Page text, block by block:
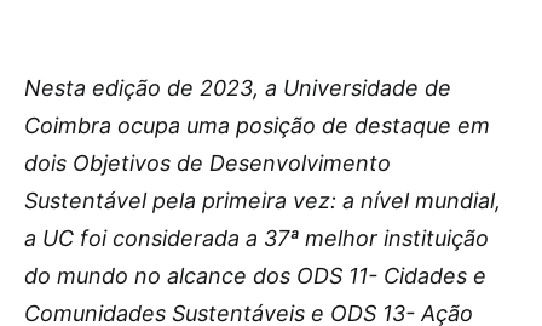
Nesta edição de 2023, a Universidade de
Coimbra ocupa uma posição de destaque em
dois Objetivos de Desenvolvimento
Sustentável pela primeira vez: a nível mundial,
a UC foi considerada a 37ª melhor instituição
do mundo no alcance dos ODS 11- Cidades e
Comunidades Sustentáveis e ODS 13- Ação